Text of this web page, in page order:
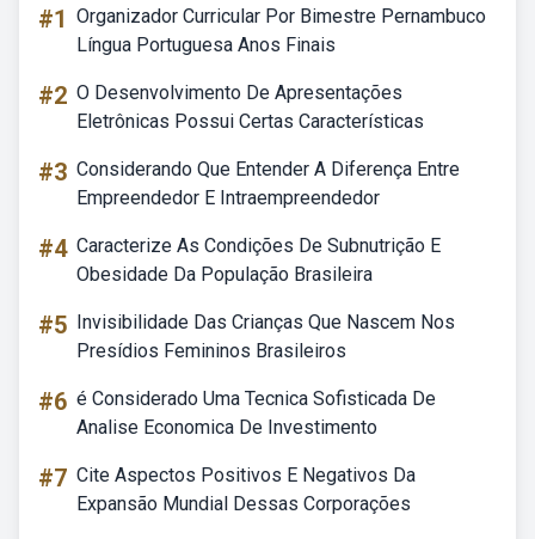
#1 Organizador Curricular Por Bimestre Pernambuco
Língua Portuguesa Anos Finais
#2 O Desenvolvimento De Apresentações
Eletrônicas Possui Certas Características
#3 Considerando Que Entender A Diferença Entre
Empreendedor E Intraempreendedor
#4 Caracterize As Condições De Subnutrição E
Obesidade Da População Brasileira
#5 Invisibilidade Das Crianças Que Nascem Nos
Presídios Femininos Brasileiros
#6 é Considerado Uma Tecnica Sofisticada De
Analise Economica De Investimento
#7 Cite Aspectos Positivos E Negativos Da
Expansão Mundial Dessas Corporações